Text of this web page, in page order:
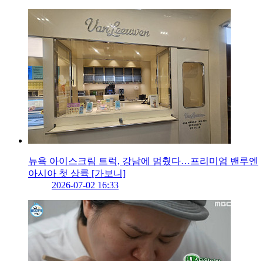
뉴욕 아이스크림 트럭, 강남에 멈췄다…프리미엄 밴루엔
아시아 첫 상륙 [가보니]
2026-07-02 16:33